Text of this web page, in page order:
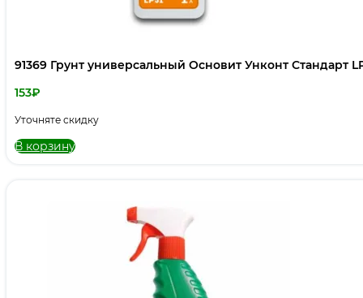
91369 Грунт универсальный Основит Унконт Стандарт
153₽
Уточняте скидку
В корзину